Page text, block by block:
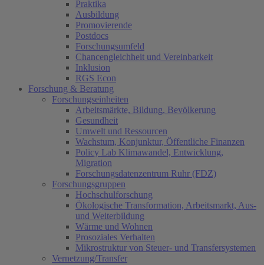
Praktika
Ausbildung
Promovierende
Postdocs
Forschungsumfeld
Chancengleichheit und Vereinbarkeit
Inklusion
RGS Econ
Forschung & Beratung
Forschungseinheiten
Arbeitsmärkte, Bildung, Bevölkerung
Gesundheit
Umwelt und Ressourcen
Wachstum, Konjunktur, Öffentliche Finanzen
Policy Lab Klimawandel, Entwicklung,
Migration
Forschungsdatenzentrum Ruhr (FDZ)
Forschungsgruppen
Hochschulforschung
Ökologische Transformation, Arbeitsmarkt, Aus-
und Weiterbildung
Wärme und Wohnen
Prosoziales Verhalten
Mikrostruktur von Steuer- und Transfersystemen
Vernetzung/Transfer